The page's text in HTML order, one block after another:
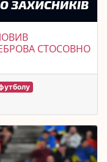
СТОСОВНО